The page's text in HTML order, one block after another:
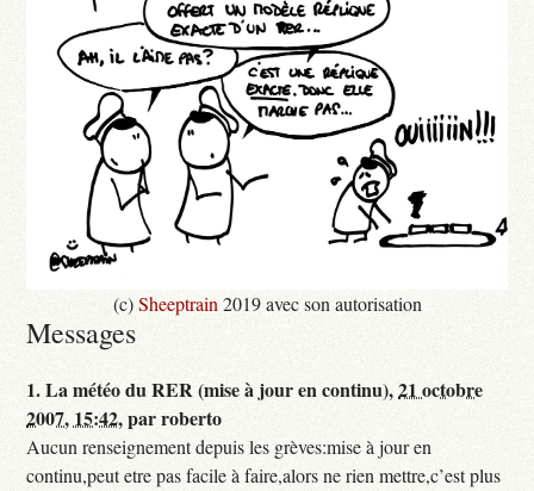
(c)Sheeptrain 2019 avec son autorisation
Messages
1.La météo du RER (mise à jour en continu),21 octobre
2007, 15:42,parroberto
Aucun renseignement depuis les grèves:mise à jour en
continu,peut etre pas facile à faire,alors ne rien mettre,c’est plus